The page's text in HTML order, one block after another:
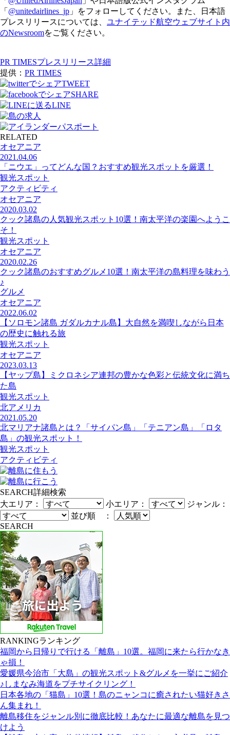
「 @unitedairlines_jp 」をフォローしてください。また、日本語
プレスリリースについては、 ユナイテッド航空ウェブサイト内
のNewsroomをご覧ください。
PR TIMESプレスリリース詳細
提供： PR TIMES
TWEET
SHARE
LINE
RELATED
オセアニア
2021.04.06
「ニウエ」ってどんな国？おすすめ観光スポットを厳選！
観光スポット
アクティビティ
オセアニア
2020.03.02
クック諸島の人気観光スポット10選！南太平洋の楽園へようこ
そ！
観光スポット
オセアニア
2020.02.26
クック諸島のおすすめグルメ10選！南太平洋の島料理を味わう
♪
グルメ
オセアニア
2022.06.02
【ソロモン諸島 ガダルカナル島】大自然を満喫しながら日本
の歴史に触れる旅
観光スポット
オセアニア
2023.03.13
【ヤップ島】ミクロネシア連邦の豊かな色彩と伝統文化に満ち
た島
観光スポット
北アメリカ
2021.05.20
北マリアナ諸島とは？「サイパン島」「テニアン島」「ロタ
島」の観光スポット！
観光スポット
アクティビティ
SEARCH詳細検索
大エリア：
小エリア：
ジャンル：
並び順 ：
SEARCH
RANKINGランキング
福岡から日帰りで行ける「離島」10選。福岡に来たら行かなき
ゃ損！
愛媛県今治市「大島」の観光スポット&グルメを一挙にご紹介
♪しまなみ海道をプチサイクリング！
日本各地の「猫島」10選！島のニャンコに癒されたい猫好きさ
ん集まれ！
離島移住をジャンル別に徹底比較！あなたに最適な離島を見つ
けよう